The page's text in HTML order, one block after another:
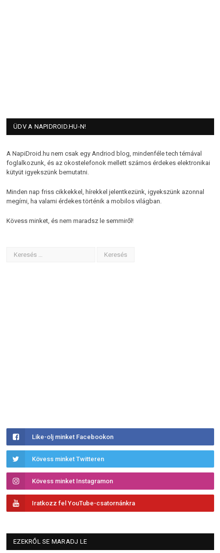
ÜDV A NAPIDROID.HU-N!
A NapiDroid.hu nem csak egy Andriod blog, mindenféle tech témával
foglalkozunk, és az okostelefonok mellett számos érdekes elektronikai
kütyüt igyekszünk bemutatni.
Minden nap friss cikkekkel, hírekkel jelentkezünk, igyekszünk azonnal
megírni, ha valami érdekes történik a mobilos világban.
Kövess minket, és nem maradsz le semmiről!
Like-olj minket Facebookon
Kövess minket Twitteren
Kövess minket Instagramon
Iratkozz fel YouTube-csatornánkra
EZEKRŐL SE MARADJ LE